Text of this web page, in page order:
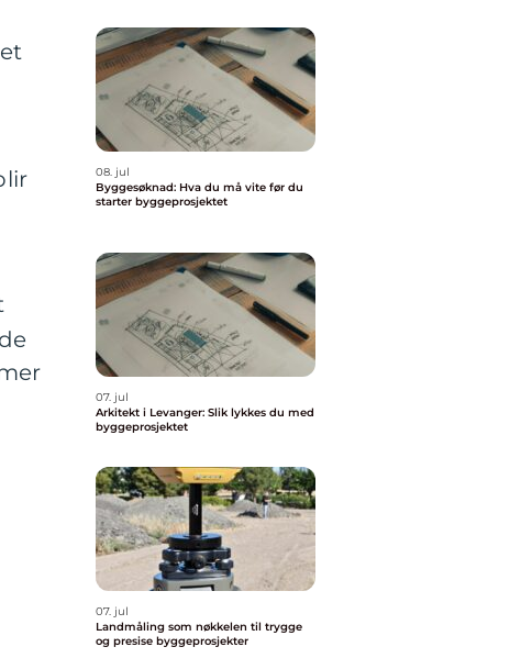
08. jul
Byggesøknad: Hva du må vite før du
starter byggeprosjektet
07. jul
Arkitekt i Levanger: Slik lykkes du med
byggeprosjektet
07. jul
Landmåling som nøkkelen til trygge
og presise byggeprosjekter